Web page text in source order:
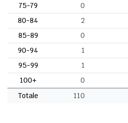
75-79
0
80-84
2
85-89
0
90-94
1
95-99
1
100+
0
Totale
110